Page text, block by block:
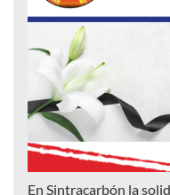
En Sintracarbón la